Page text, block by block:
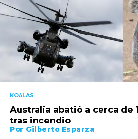
KOALAS
Australia abatió a cerca de
tras incendio
Por Gilberto Esparza